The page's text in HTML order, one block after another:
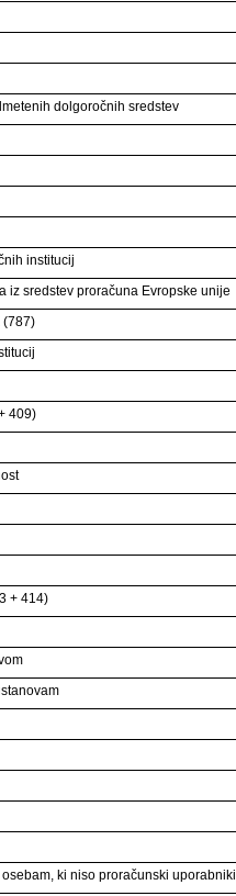
dolgoročnih sredstev
institucij
iz sredstev proračuna Evropske unije
(787)
409)
+ 414)
ki niso proračunski uporabniki